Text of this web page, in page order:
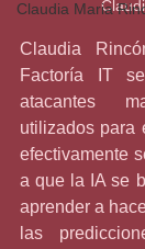
Claudia Maria
Claudia
Factoría IT
atacantes
utilizados para
efectivamente
a que la IA se
aprender a
las